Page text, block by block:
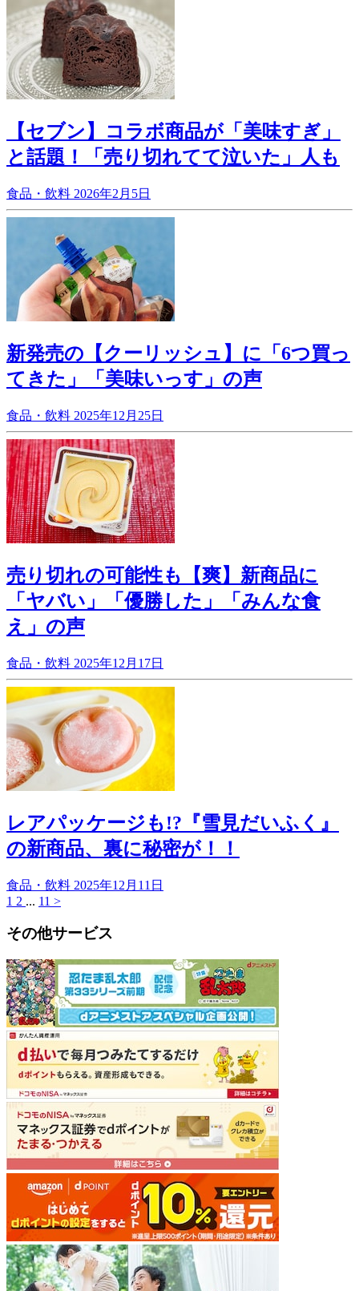
【セブン】コラボ商品が「美味すぎ」
と話題！「売り切れてて泣いた」人も
食品・飲料 2026年2月5日
新発売の【クーリッシュ】に「6つ買っ
てきた」「美味いっす」の声
食品・飲料 2025年12月25日
売り切れの可能性も【爽】新商品に
「ヤバい」「優勝した」「みんな食
え」の声
食品・飲料 2025年12月17日
レアパッケージも!?『雪見だいふく』
の新商品、裏に秘密が！！
食品・飲料 2025年12月11日
1 2 ... 11 >
その他サービス